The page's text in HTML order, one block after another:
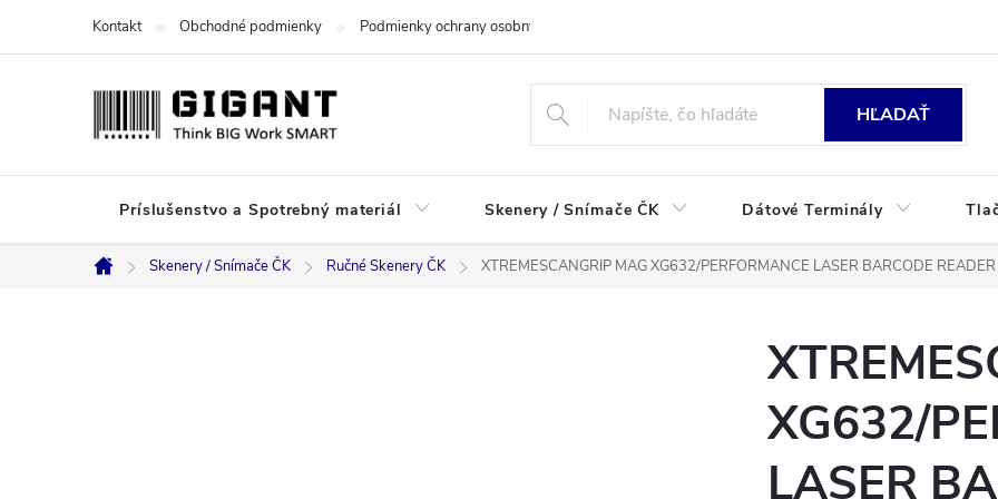
Kontakt Obchodné podmienky Podmienky ochrany osobných údajov
HĽADAŤ
Príslušenstvo a Spotrebný materiál Skenery / Snímače ČK Dátové Terminály
Domov
Skenery / Snímače ČK Ručné Skenery ČK XTREMESCANGRIP MAG XG632/PERFORMANCE LASER BARCODE READER
XG632/
LASER